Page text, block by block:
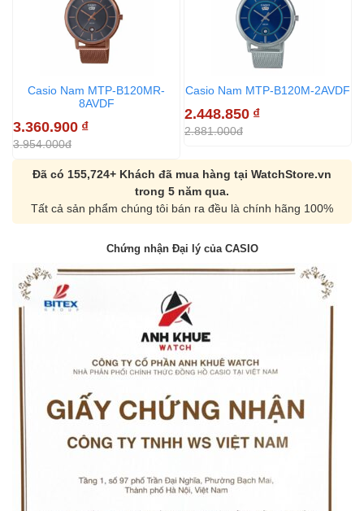
Casio Nam MTP-B120MR-
8AVDF
3.360.900 ₫
3.954.000đ
Casio Nam MTP-B120M-2AVDF
2.448.850 ₫
2.881.000đ
Đã có 155,724+ Khách đã mua hàng tại WatchStore.vn
trong 5 năm qua.
Tất cả sản phẩm chúng tôi bán ra đều là chính hãng 100%
Chứng nhận Đại lý của CASIO